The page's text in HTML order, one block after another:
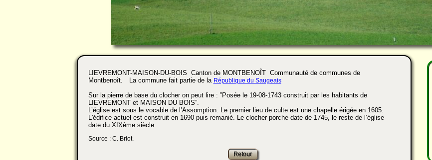
LIEVREMONT-MAISON-DU-BOIS Canton de MONTBENOÎT Communauté de communes de
Montbenoît. La commune fait partie de la République du Saugeais
Sur la pierre de base du clocher on peut lire : ”Posée le 19-08-1743 construit par les habitants de
LIEVREMONT et MAISON DU BOIS”.
L’église est sous le vocable de l’Assomption. Le premier lieu de culte est une chapelle érigée en 1605.
L'édifice actuel est construit en 1690 puis remanié. Le clocher porche date de 1745, le reste de l’église
date du XIXème siècle
Source : C. Briot.